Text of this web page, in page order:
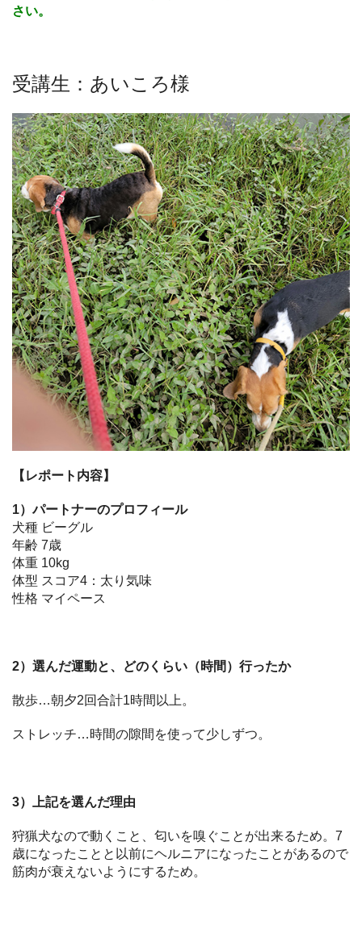
さい。
受講生：あいころ様
【レポート内容】
1）パートナーのプロフィール
犬種 ビーグル
年齢 7歳
体重 10kg
体型 スコア4：太り気味
性格 マイペース
2）選んだ運動と、どのくらい（時間）行ったか
散歩…朝夕2回合計1時間以上。
ストレッチ…時間の隙間を使って少しずつ。
3）上記を選んだ理由
狩猟犬なので動くこと、匂いを嗅ぐことが出来るため。7
歳になったことと以前にヘルニアになったことがあるので
筋肉が衰えないようにするため。